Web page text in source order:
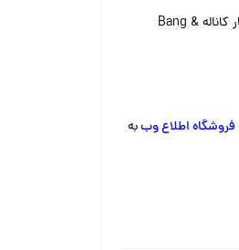
ایسوس Asus N550J دارای پورت های شبکه ، HDMI و سه عدد پورت USB 3.0 است. همچنین امکاناتی نظیر درایو نوری ، وبکم HD Web Camera ، اسپیکرهای داخلی چهار کاناله Bang &
فروشگاه اطلاع وببه